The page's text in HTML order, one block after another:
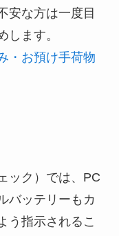
安な方は一度目
します。
・お預け手荷物
ック）では、PC
バッテリーもカ
う指示されるこ